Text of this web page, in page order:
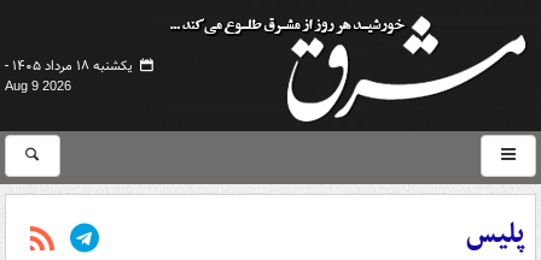
یکشنبه ۱۸ مرداد ۱۴۰۵ -
Aug 9 2026
پلیس